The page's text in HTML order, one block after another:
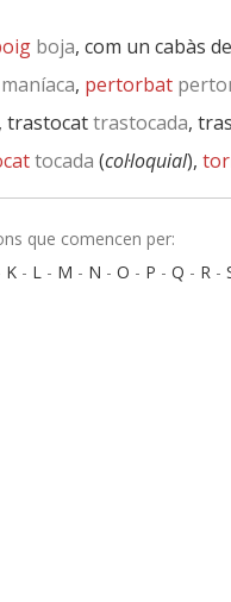
boja, com un cabàs
maníaca, pertorbat
, trastocattrastocada,
tocada (col·loquial),
que comencen per:
K - L - M - N - O - P - Q - R -